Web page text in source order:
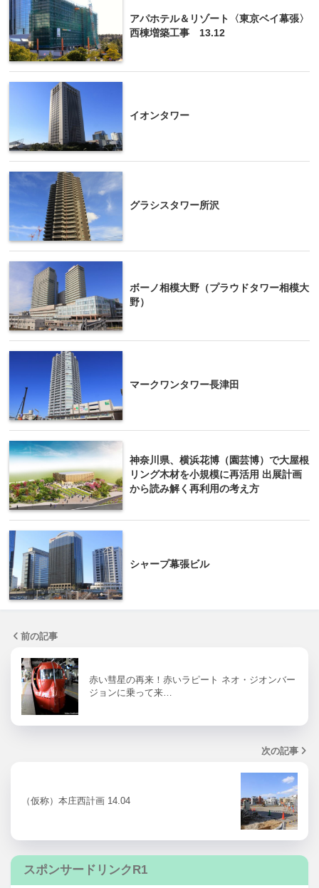
アパホテル＆リゾート〈東京ベイ幕張〉
西棟増築工事 13.12
イオンタワー
グラシスタワー所沢
ボーノ相模大野（プラウドタワー相模大
野）
マークワンタワー長津田
神奈川県、横浜花博（園芸博）で大屋根
リング木材を小規模に再活用 出展計画
から読み解く再利用の考え方
シャープ幕張ビル
前の記事
赤い彗星の再来！赤いラピート ネオ・ジオンバー
ジョンに乗って来…
次の記事
（仮称）本庄西計画 14.04
スポンサードリンクR1